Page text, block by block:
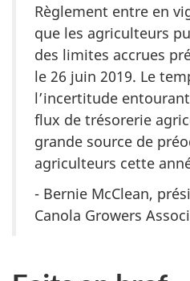
Règlement entre en
que les agriculteurs
des limites accrues
le 26 juin 2019. Le
l’incertitude
flux de trésorerie
grande source de
agriculteurs cette
- Bernie McClean,
Canola Growers